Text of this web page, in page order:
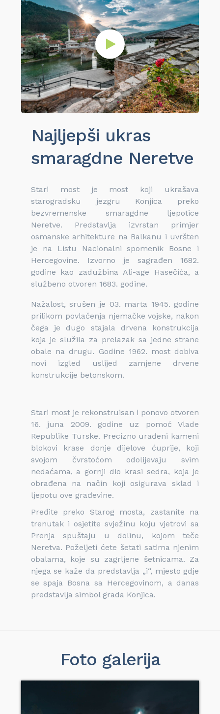
Najljepši ukras
smaragdne Neretve
Stari most je most koji ukrašava
starogradsku jezgru Konjica preko
bezvremenske smaragdne ljepotice
Neretve. Predstavlja izvrstan primjer
osmanske arhitekture na Balkanu i uvršten
je na Listu Nacionalni spomenik Bosne i
Hercegovine. Izvorno je sagrađen 1682.
godine kao zadužbina Ali-age Hasečića, a
službeno otvoren 1683. godine.
Nažalost, srušen je 03. marta 1945. godine
prilikom povlačenja njemačke vojske, nakon
čega je dugo stajala drvena konstrukcija
koja je služila za prelazak sa jedne strane
obale na drugu. Godine 1962. most dobiva
novi izgled uslijed zamjene drvene
konstrukcije betonskom.
Stari most je rekonstruisan i ponovo otvoren
16. juna 2009. godine uz pomoć Vlade
Republike Turske. Precizno urađeni kameni
blokovi krase donje dijelove ćuprije, koji
svojom čvrstoćom odolijevaju svim
nedaćama, a gornji dio krasi sedra, koja je
obrađena na način koji osigurava sklad i
ljepotu ove građevine.
Pređite preko Starog mosta, zastanite na
trenutak i osjetite svježinu koju vjetrovi sa
Prenja spuštaju u dolinu, kojom teče
Neretva. Poželjeti ćete šetati satima njenim
obalama, koje su zagrljene šetnicama. Za
njega se kaže da predstavlja „i“, mjesto gdje
se spaja Bosna sa Hercegovinom, a danas
predstavlja simbol grada Konjica.
Foto galerija